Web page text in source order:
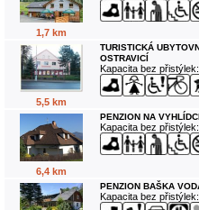
1,7 km
5,5 km
TURISTICKÁ
OSTRAVICÍ
Kapacita bez
6,4 km
PENZION NA
Kapacita bez
PENZION BAŠKA
Kapacita bez